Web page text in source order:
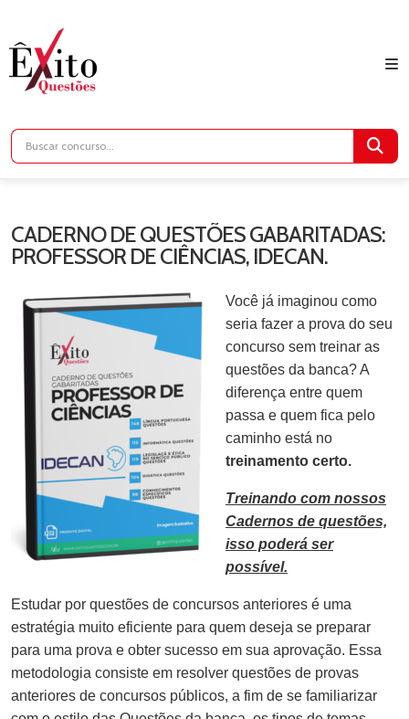
CADERNO DE QUESTÕES GABARITADAS:
PROFESSOR DE CIÊNCIAS, IDECAN.
Você já imaginou como
seria fazer a prova do seu
concurso sem treinar as
questões da banca? A
diferença entre quem
passa e quem fica pelo
caminho está no
treinamento certo.
Treinando com nossos
Cadernos de questões,
isso poderá ser
possível.
Estudar por questões de concursos anteriores é uma
estratégia muito eficiente para quem deseja se preparar
para uma prova e obter sucesso em sua aprovação. Essa
metodologia consiste em resolver questões de provas
anteriores de concursos públicos, a fim de se familiarizar